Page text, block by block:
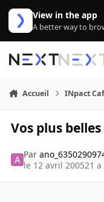
Aller au contenu
View in the app
A better way to
Accueil INpact
Vos plus
Par
le 12 avril 200521 a